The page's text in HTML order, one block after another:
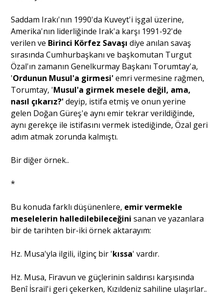
Saddam Irakı'nın 1990'da Kuveyt'i işgal üzerine,
Amerika'nın liderliğinde Irak'a karşı 1991-92'de
verilen ve Birinci Körfez Savaşı diye anılan savaş
sırasında Cumhurbaşkanı ve başkomutan Turgut
Özal'ın zamanın Genelkurmay Başkanı Torumtay'a,
'Ordunun Musul'a girmesi'emri vermesine rağmen,
Torumtay, 'Musul'a girmek mesele değil, ama,
nasıl çıkarız?'deyip, istifa etmiş ve onun yerine
gelen Doğan Güreş'e aynı emir tekrar verildiğinde,
aynı gerekçe ile istifasını vermek istediğinde, Özal geri
adım atmak zorunda kalmıştı.
Bir diğer örnek..
*
Bu konuda farklı düşünenlere, emir vermekle
meselelerin halledilebileceğini sanan ve yazanlara
bir de tarihten bir-iki örnek aktarayım:
Hz. Musa'yla ilgili, ilginç bir 'kıssa' vardır.
Hz. Musa, Firavun ve güçlerinin saldırısı karşısında
Benî İsrail'i geri çekerken, Kızıldeniz sahiline ulaşırlar..